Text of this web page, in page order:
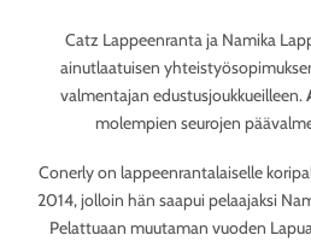
Catz Lappeenranta ja Namika
ainutlaatuisen
valmentajan edustusjoukkueilleen.
molempien seurojen
Conerly on lappeenrantalaiselle
2014, jolloin hän saapui pelaajaksi
Pelattuaan muutaman vuoden